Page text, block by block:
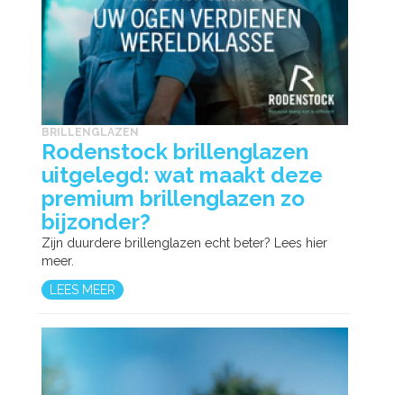
BRILLENGLAZEN
Rodenstock brillenglazen
uitgelegd: wat maakt deze
premium brillenglazen zo
bijzonder?
Zijn duurdere brillenglazen echt beter? Lees hier
meer.
LEES MEER